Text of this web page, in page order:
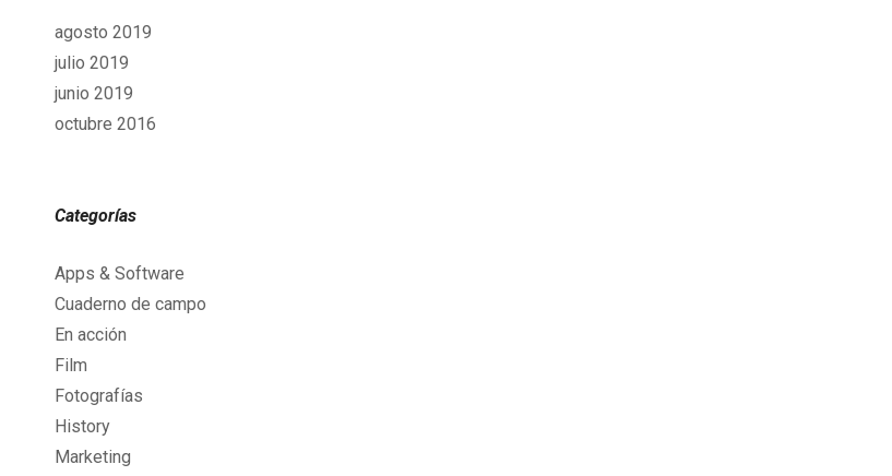
agosto 2019
julio 2019
junio 2019
octubre 2016
Categorías
Apps & Software
Cuaderno de campo
En acción
Film
Fotografías
History
Marketing